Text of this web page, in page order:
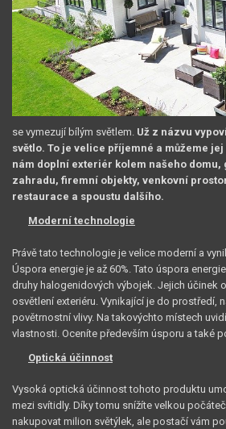
se vymezují bílým světlem. Už z názvu
světlo. To je velice příjemné a můžeme
nám doplní exteriér kolem našeho domu,
zahradu, firemní objekty, venkovní
restaurace a spoustu dalšího.
Moderní technologie
Právě tato technologie je velice moderní a
Úspora energie je až 60%. Tato úspora
druhy halogenidových výbojek. Jejich účinek
osvětlení exteriéru. Vynikající je do prostředí,
povětrnostní vlivy. Na takovýchto místech
vlastnosti. Oceníte především úsporu a také
Optická účinnost
Vysoká optická účinnost tohoto produktu
mezi svítidly. Díky tomu snížíte velkou
nakupovat milion světýlek, ale postačí vám